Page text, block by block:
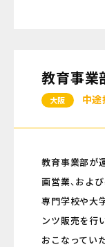
教育事業
大阪 中途
教育事業部が
画営業、およ
専門学校や大
ンツ販売を行
おこなってい